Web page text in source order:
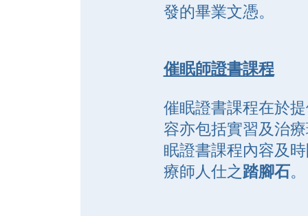
發的畢業文憑。
催眠師證書課程
催眠證書課程在於
容亦包括實習及治
眠證書課程內容及
療師人仕之踏腳石。